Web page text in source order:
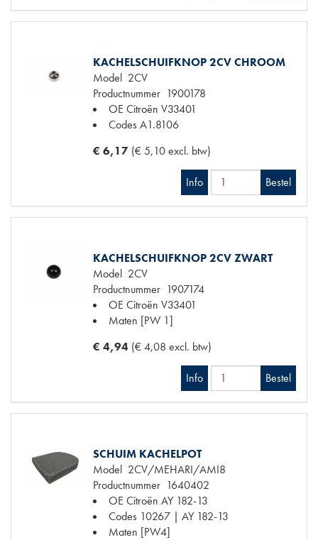
KACHELSCHUIFKNOP 2CV CHROOM
Model 2CV
Productnummer 1900178
OE Citroën V33401
CodesA1.8106
€ 6,17 (€ 5,10 excl. btw)
Info Bestel
KACHELSCHUIFKNOP 2CV ZWART
Model 2CV
Productnummer 1907174
OE Citroën V33401
Maten [PW 1]
€ 4,94 (€ 4,08 excl. btw)
Info Bestel
SCHUIM KACHELPOT
Model 2CV/MEHARI/AMI8
Productnummer 1640402
OE Citroën AY 182-13
Codes 10267 | AY 182-13
Maten [PW4]